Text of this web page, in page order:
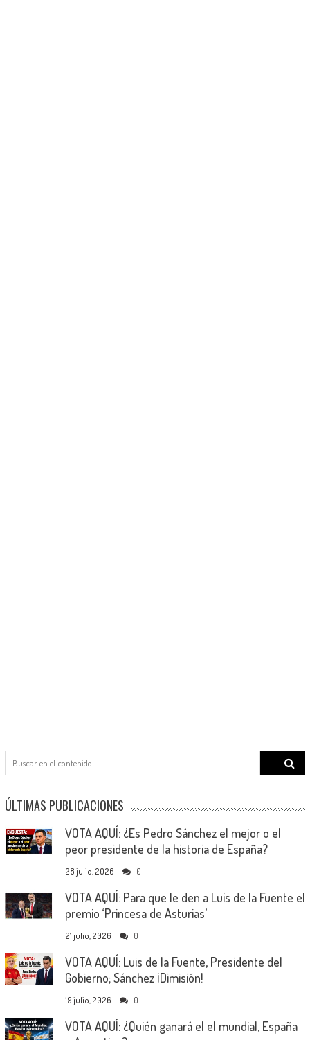
Search
for:
ÚLTIMAS PUBLICACIONES
VOTA AQUÍ: ¿Es Pedro Sánchez el mejor o el
peor presidente de la historia de España?
28 julio, 2026 0
VOTA AQUÍ: Para que le den a Luis de la Fuente el
premio ‘Princesa de Asturias’
21 julio, 2026 0
VOTA AQUÍ: Luis de la Fuente, Presidente del
Gobierno; Sánchez ¡Dimisión!
19 julio, 2026 0
VOTA AQUÍ: ¿Quién ganará el el mundial, España